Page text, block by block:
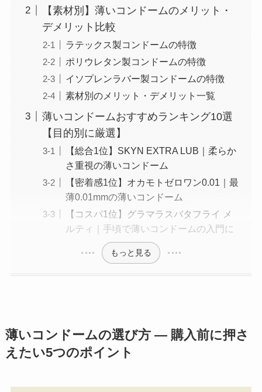
【素材別】薄いコンドームのメリット・
デメリット比較
ラテックス製コンドームの特徴
ポリウレタン製コンドームの特徴
イソプレンラバー製コンドームの特徴
素材別のメリット・デメリット一覧
薄いコンドームおすすめランキング10選
【目的別に厳選】
【総合1位】SKYN EXTRA LUB｜柔らか
さ重視の薄いコンドーム
【密着感1位】オカモトゼロワン0.01｜最
薄0.01mmの薄いコンドーム
【コスパ1位】グラマラスバタフライ メ
ルティ｜手頃で薄いコンドームの入門に
もっと見る
薄いコンドームの選び方 ― 購入前に押さ
えたい5つのポイント